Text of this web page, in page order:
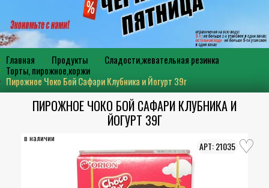
Главная Продукты
Сладости,жевательная резинка
Торты, пирожное,коржи
Пирожное Чоко Бой Сафари Клубника и Йогурт 39г
ПИРОЖНОЕ ЧОКО БОЙ САФАРИ КЛУБНИКА И
ЙОГУРТ 39Г
в наличии
21035